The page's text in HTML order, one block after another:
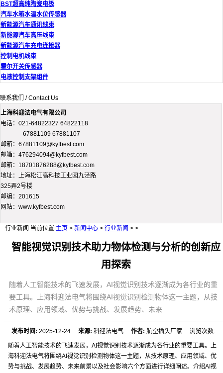
BST超高纯陶瓷电极
汽车水箱水温水位传感器
新能源汽车通讯线束
新能源汽车高压线束
新能源汽车充电连接器
控制电机线束
霍尔开关传感器
电液控制支架组件
联系我们 / Contact Us
上海科迎法电气有限公司
电话：021-64822327 64822118
67881109 67881107
邮箱：67881109@kyfbest.com
邮箱：476294094@kyfbest.com
邮箱：18701876288@kyfbest.com
地址：上海松江高科技工业园九泾路
325弄2号楼
邮编：201615
网站：www.kyfbest.com
行业新闻 当前位置:主页 > 新闻中心 > 行业新闻 > >
智能视觉识别技术助力物体检测与分析的创新应
用探索
随着人工智能技术的飞速发展，AI视觉识别技术逐渐成为各行业的重
要工具。上海科迎法电气将围绕AI视觉识别检测物体这一主题，从技
术原理、应用领域、优势与挑战、发展趋势、未来
发布时间: 2025-12-24来源: 科迎法电气作者: 航空插头厂家 浏览次数:
随着人工智能技术的飞速发展，AI视觉识别技术逐渐成为各行业的重要工具。上
海科迎法电气将围绕AI视觉识别检测物体这一主题，从技术原理、应用领域、优
势与挑战、发展趋势、未来前景以及社会影响六个方面进行详细阐述。介绍AI视